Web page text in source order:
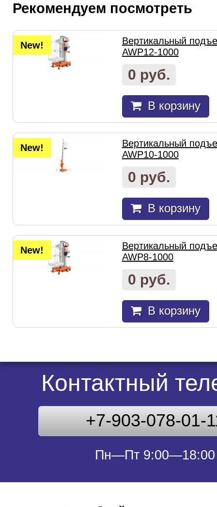
Рекомендуем посмотреть
New!
Вертикальный
AWP12-1000
0 руб.
В корзину
New!
Вертикальный
AWP10-1000
0 руб.
В корзину
New!
Вертикальный
AWP8-1000
0 руб.
В корзину
Контактный
+7-903-078-01-
Пн—Пт 9:00—18:00